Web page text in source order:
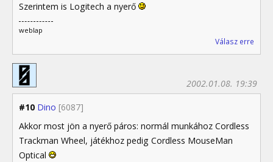
Szerintem is Logitech a nyerő
weblap
Válasz erre
#10 Dino [6087]
2002.01.08. 19:39
Akkor most jön a nyerő páros: normál munkához Cordless
Trackman Wheel, játékhoz pedig Cordless MouseMan
Optical